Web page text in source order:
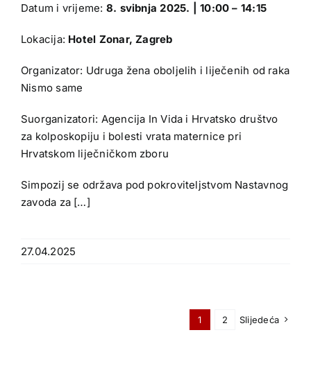
Datum i vrijeme: 8. svibnja 2025. | 10:00 – 14:15
Lokacija: Hotel Zonar, Zagreb
Organizator: Udruga žena oboljelih i liječenih od raka
Nismo same
Suorganizatori: Agencija In Vida i Hrvatsko društvo
za kolposkopiju i bolesti vrata maternice pri
Hrvatskom liječničkom zboru
Simpozij se održava pod pokroviteljstvom Nastavnog
zavoda za […]
27.04.2025
1 2 Slijedeća